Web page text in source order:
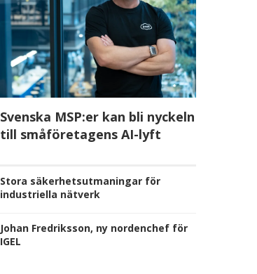
Svenska MSP:er kan bli nyckeln
till småföretagens AI-lyft
Stora säkerhetsutmaningar för
industriella nätverk
Johan Fredriksson, ny nordenchef för
IGEL